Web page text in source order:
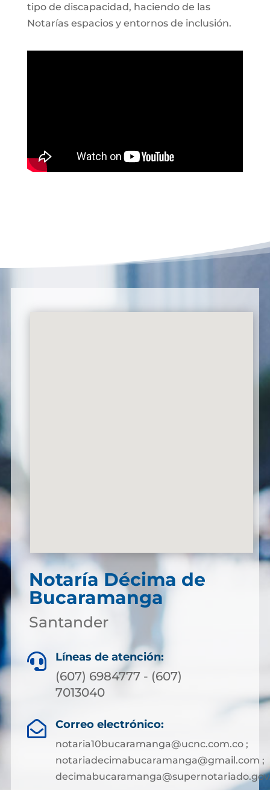
tipo de discapacidad, haciendo de las
Notarías espacios y entornos de inclusión.
Notaría Décima de
Bucaramanga
Santander
 Líneas de atención:
(607) 6984777 - (607)
7013040
 Correo electrónico:
notaria10bucaramanga@ucnc.com.co ;
notariadecimabucaramanga@gmail.com ;